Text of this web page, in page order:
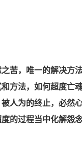
，唯一的解决方
方法， 如何超度亡
人为的终止，必然
的过程当中化解怨